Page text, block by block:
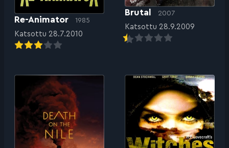
Re-Animator 1985
Katsottu 28.7.2010
Brutal 2007
Katsottu 28.9.2009